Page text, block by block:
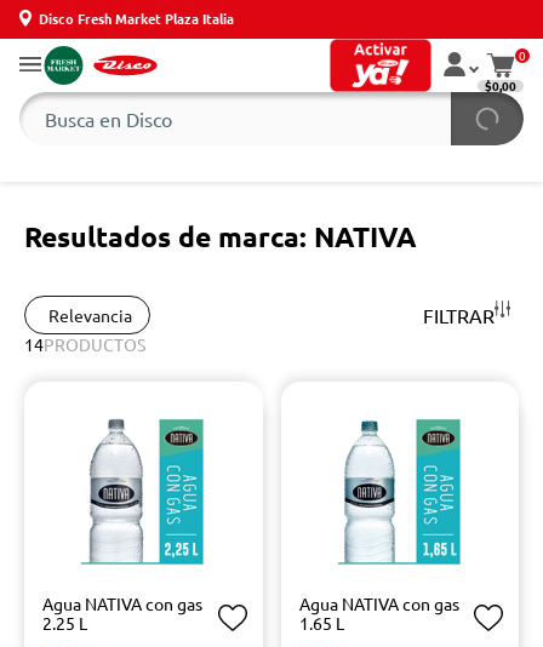
Disco Fresh Market Plaza Italia
0
$0,00
Resultados de marca: NATIVA
Relevancia FILTRAR
14PRODUCTOS
Agua NATIVA con gas
2.25 L
Agua NATIVA con gas
1.65 L